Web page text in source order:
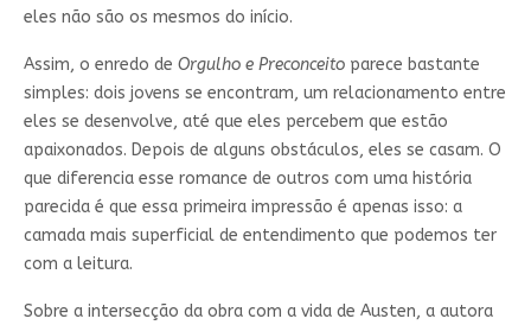
eles não são os mesmos do início.
Assim, o enredo de Orgulho e Preconceitoparece bastante
simples: dois jovens se encontram, um relacionamento entre
eles se desenvolve, até que eles percebem que estão
apaixonados. Depois de alguns obstáculos, eles se casam. O
que diferencia esse romance de outros com uma história
parecida é que essa primeira impressão é apenas isso: a
camada mais superficial de entendimento que podemos ter
com a leitura.
Sobre a intersecção da obra com a vida de Austen, a autora